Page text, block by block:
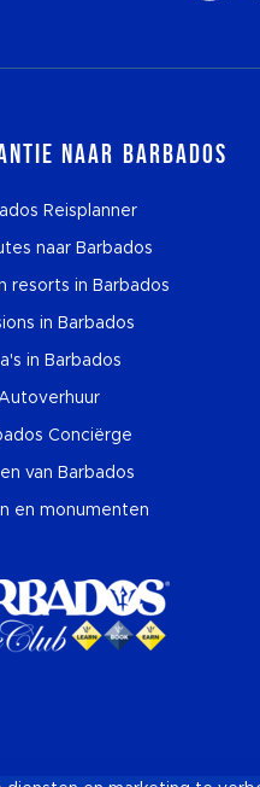
naar Barbados
Reisplanner
naar Barbados
resorts in Barbados
in Barbados
in Barbados
Conciërge
van Barbados
en monumenten